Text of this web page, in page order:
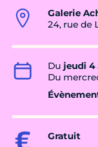
Galerie
24, rue de
Du jeudi 4
Du
Gratuit